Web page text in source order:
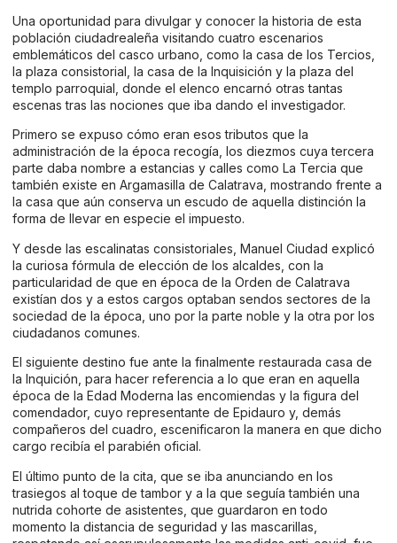
Una oportunidad para divulgar y conocer la historia de esta
población ciudadrealeña visitando cuatro escenarios
emblemáticos del casco urbano, como la casa de los Tercios,
la plaza consistorial, la casa de la Inquisición y la plaza del
templo parroquial, donde el elenco encarnó otras tantas
escenas tras las nociones que iba dando el investigador.
Primero se expuso cómo eran esos tributos que la
administración de la época recogía, los diezmos cuya tercera
parte daba nombre a estancias y calles como La Tercia que
también existe en Argamasilla de Calatrava, mostrando frente a
la casa que aún conserva un escudo de aquella distinción la
forma de llevar en especie el impuesto.
Y desde las escalinatas consistoriales, Manuel Ciudad explicó
la curiosa fórmula de elección de los alcaldes, con la
particularidad de que en época de la Orden de Calatrava
existían dos y a estos cargos optaban sendos sectores de la
sociedad de la época, uno por la parte noble y la otra por los
ciudadanos comunes.
El siguiente destino fue ante la finalmente restaurada casa de
la Inquición, para hacer referencia a lo que eran en aquella
época de la Edad Moderna las encomiendas y la figura del
comendador, cuyo representante de Epidauro y, demás
compañeros del cuadro, escenificaron la manera en que dicho
cargo recibía el parabién oficial.
El último punto de la cita, que se iba anunciando en los
trasiegos al toque de tambor y a la que seguía también una
nutrida cohorte de asistentes, que guardaron en todo
momento la distancia de seguridad y las mascarillas,